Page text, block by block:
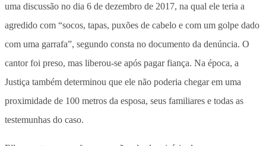
uma discussão no dia 6 de dezembro de 2017, na qual ele teria a
agredido com “socos, tapas, puxões de cabelo e com um golpe dado
com uma garrafa”, segundo consta no documento da denúncia. O
cantor foi preso, mas liberou-se após pagar fiança. Na época, a
Justiça também determinou que ele não poderia chegar em uma
proximidade de 100 metros da esposa, seus familiares e todas as
testemunhas do caso.